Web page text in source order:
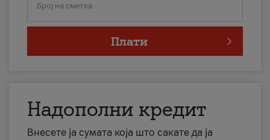
Број на сметка
Плати
Надополни кредит
Внесете ја сумата која што сакате да ја